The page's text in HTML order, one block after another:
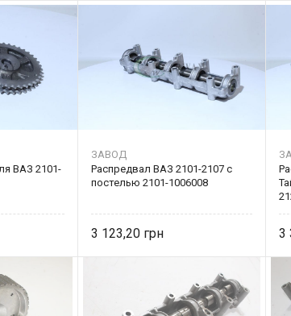
ВАЗ 2101-
ЗАВОД
Распредвал ВАЗ 2101-2107 с
постелью 2101-1006008
3 123,20 3